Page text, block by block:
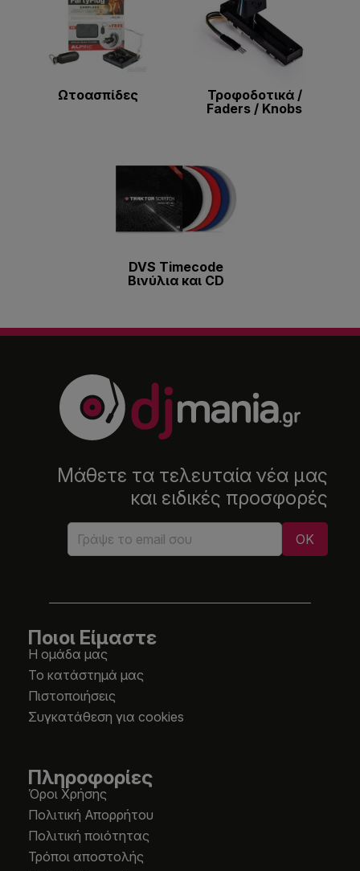
Ωτοασπίδες
Τροφοδοτικά /
Faders / Knobs
DVS Timecode
Bινύλια και CD
Μάθετε τα τελευταία νέα μας
και ειδικές προσφορές
Ποιοι Είμαστε
Η ομάδα μας
Το κατάστημά μας
Πιστοποιήσεις
Συγκατάθεση για cookies
Πληροφορίες
Όροι Χρήσης
Πολιτική Απορρήτου
Πολιτική ποιότητας
Τρόποι αποστολής